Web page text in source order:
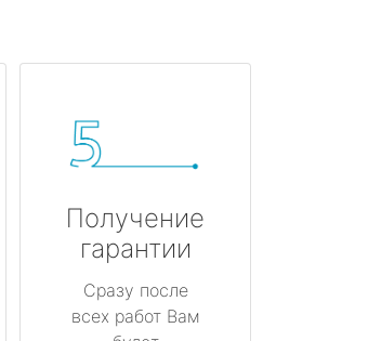
Получение
гарантии
Сразу после
всех работ Вам